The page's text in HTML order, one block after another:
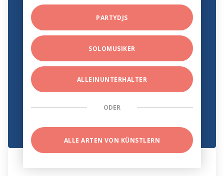
PARTYDJS
SOLOMUSIKER
ALLEINUNTERHALTER
ODER
ALLE ARTEN VON KÜNSTLERN